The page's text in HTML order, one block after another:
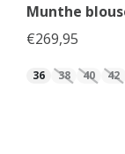
Munthe
€269,95
36 38 40 42